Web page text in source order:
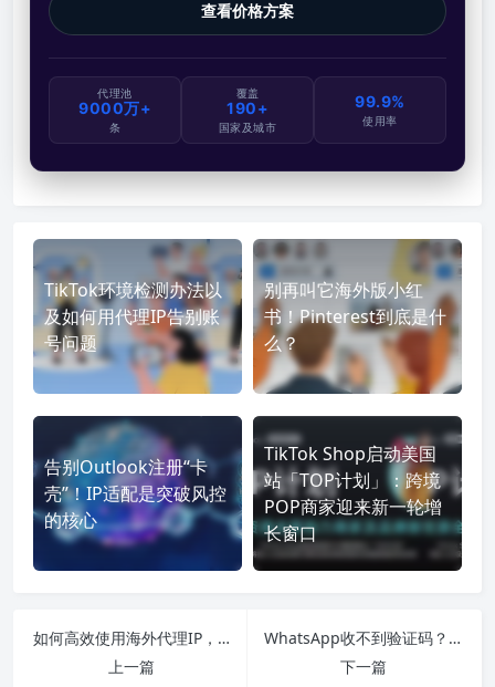
查看价格方案
代理池
9000万+
条
覆盖
190+
国家及城市
99.9%
使用率
TikTok环境检测办法以
及如何用代理IP告别账
号问题
别再叫它海外版小红
书！Pinterest到底是什
么？
告别Outlook注册“卡
壳”！IP适配是突破风控
的核心
TikTok Shop启动美国
站「TOP计划」：跨境
POP商家迎来新一轮增
长窗口
如何高效使用海外代理IP，提升跨境访问体验
上一篇
WhatsApp收不到验证码？常见原因与有效解决方法
下一篇